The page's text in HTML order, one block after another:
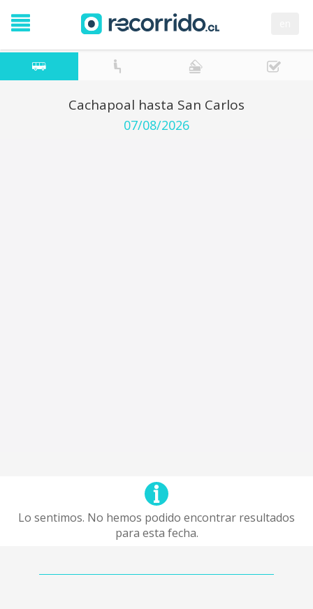
Cachapoal hasta San Carlos
07/08/2026
Lo sentimos. No hemos podido encontrar resultados
para esta fecha.